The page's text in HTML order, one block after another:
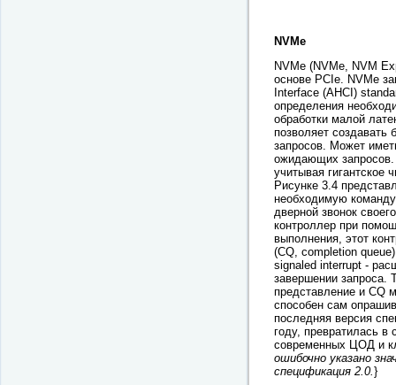
NVMe
NVMe (NVMe, NVM
основе PCIe. NVMe
Interface (AHCI)
определения
обработки малой
позволяет
запросов. Может
ожидающих запросов.
учитывая
Рисунке 3.4
необходимую
дверной звонок
контроллер при
выполнения, этот
(CQ, completion
signaled interrupt -
завершении запроса.
представление и CQ
способен сам
последняя версия
году, превратилась в
современных ЦОД и
ошибочно указано
спецификация 2.0.}